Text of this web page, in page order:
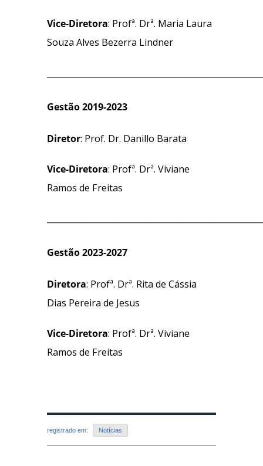
Vice-Diretora: Profª. Drª. Maria Laura
Souza Alves Bezerra Lindner
Gestão 2019-2023
Diretor: Prof. Dr. Danillo Barata
Vice-Diretora: Profª. Drª. Viviane
Ramos de Freitas
Gestão 2023-2027
Diretora: Profª. Drª. Rita de Cássia
Dias Pereira de Jesus
Vice-Diretora: Profª. Drª. Viviane
Ramos de Freitas
registrado em: Notícias